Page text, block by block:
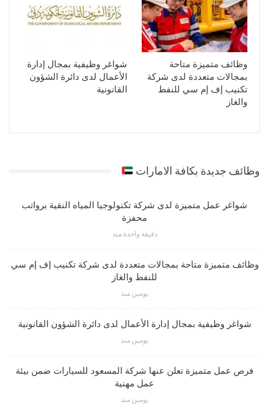
وظائف متميزة متاحة
بمجالات متعددة لدى شركة
تكنيب إف إم سي للنفط
والغاز
شواغر وظيفية بمجال إدارة
الأعمال لدى دائرة الشؤون
القانونية
وظائف جديدة بكافة الامارات
شواغر عمل متميزة لدى شركة تكنولوجيا المياه النقية برواتب
محفزة
دقيقة واحدة منذ
وظائف متميزة متاحة بمجالات متعددة لدى شركة تكنيب إف إم سي
للنفط والغاز
يومين منذ
شواغر وظيفية بمجال إدارة الأعمال لدى دائرة الشؤون القانونية
يومين منذ
فرص عمل متميزة تعلن عنها شركة المسعود للسيارات ضمن بيئة
عمل مهنية
يومين منذ